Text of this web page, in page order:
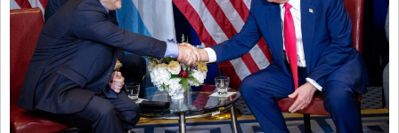
Directivos
Ecología y Ambiente
Economía
El Experto